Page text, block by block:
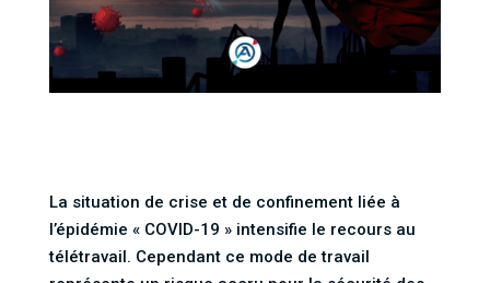
La situation de crise et de confinement liée à
l’épidémie « COVID-19 » intensifie le recours au
télétravail. Cependant ce mode de travail